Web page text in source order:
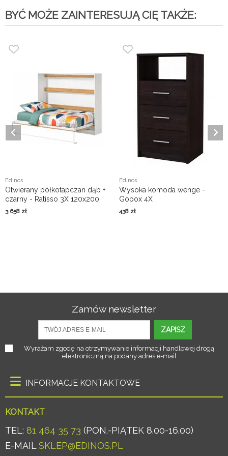
BYĆ MOŻE ZAINTERESUJĄ CIĘ TAKŻE:
Edinos
Otwierany półkotapczan dąb +
czarny - Ratisso 3X 120x200
3 658 zł
Edinos
Wysoka komoda wenge -
Gopox 4X
438 zł
Zamów newsletter
ZAPISZ
Wyrażam zgodę na otrzymywanie informacji handlowej drogą
elektroniczną na podany adres e-mail
INFORMACJE KONTAKTOWE
KONTAKT
TEL: 81 464 35 73 (PON.-PIĄTEK 8.00-16.00)
E-MAILSKLEP@EDINOS.PL